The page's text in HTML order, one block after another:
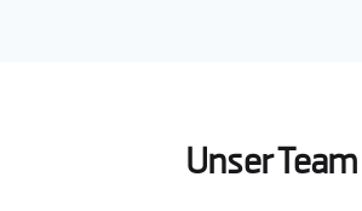
Unser Team